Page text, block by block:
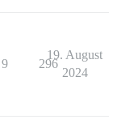
9 296
19. August
2024